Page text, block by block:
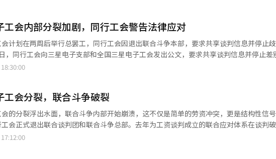
，还可能构成刑法上的强迫罪。 投诉人还指出，工会在
过程中存在程序问题。尽管工会方面声称绩效奖金分配比例的修改要求是“通过会员
调查中并没有相关问题。 特别是，投诉人批评在谈判过程中，围绕半导体（DS）部门的
DX）部门的相关议题则被实际排除。 关于罢工及工会章程修订程序的问题也随之提出。投诉
未遵循工会法和章程规定的“提前7天公告”义务，而是在3天前进行。 此外，投诉人还指出，关于
中表示：“目前工会的运作正在损害工会的本质，即团结与民主”，并
，实际上排除了特定部门的工会成员”。 他们还补充道：“在这种违法争议中，如果强行进行罢
长期化和大规模混乱。” 此前，他们已向法院申请暂停工会谈判要求的效力，并要求中止
审理日召开新闻发布会，呼吁“制定反映全体工会成员意
求”。※ 本报道经人工智能（AI）系统翻译与编辑。
工会内部分裂加剧，同行工会警告法律应对
计划在两周后举行总罢工，同行工会因退出联合斗争本部，要求共享谈判信息并停止
，同行工会向三星电子支部和全国三星电子工会发出公文，要求共享谈判信息并停止差
同行工会强调，退出联合谈判不意味着免除法律责任，要求公开与公司谈判的进展、公
会申请整改，并采取民事和刑事措施。要求两工会在8日中午前正式回复。同行工会约
负责家电、智能手机、电视等的设备体验（DX）部门。由于对半导体业务为中心的绩
声音正在扩大。超企业工会的会员人数曾超过7.6万人，但近期降至约7.3万人。DX部门
。同行工会政策企划局长白顺安表示，这不是为了制造工会冲突，而是为了反映相对被
于改善共同福利。联合斗争本部计划从21日开始总罢工。工会间的冲突加剧，可能影响
工会分裂，联合斗争破裂
的分裂浮出水面，联合斗争内部开始崩溃，这不仅是简单的劳资冲突，更是结构性信
会正式退出联合谈判团和联合斗争总部。去年为工资谈判成立的联合应对体系在谈判
未能克服内部分歧。退出的背景是对半导体业务部门的绩效奖金要求和强硬斗争路线的